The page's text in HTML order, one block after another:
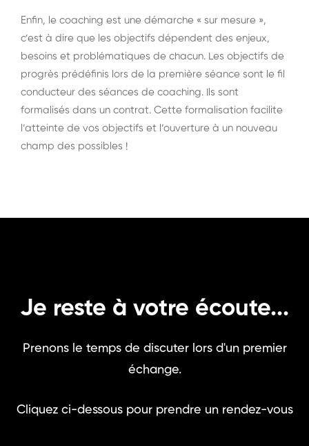
Enfin, le coaching est une démarche « sur mesure »,
c’est à dire que les objectifs dépendent des enjeux,
besoins et problématiques de chacun. Les objectifs de
progrès prédéfinis lors de la première séance sont le fil
conducteur des séances de coaching. Ils sont
formalisés dans un contrat. Cette formalisation facilite
l’atteinte de vos objectifs et l’ouverture à un nouveau
champ des possibles !
Je reste à votre écoute...
Prenons le temps de discuter lors d'un premier
échange.
Cliquez ci-dessous pour prendre un rendez-vous